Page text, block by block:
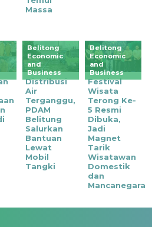
Massa
Belitong
Economic
and
Business
Distribusi
Air
Terganggu,
PDAM
Belitung
Salurkan
Bantuan
Lewat
Mobil
Tangki
Belitong
Economic
and
Business
Festival
Wisata
Terong Ke-
5 Resmi
Dibuka,
Jadi
Magnet
Tarik
Wisatawan
Domestik
dan
Mancanegara